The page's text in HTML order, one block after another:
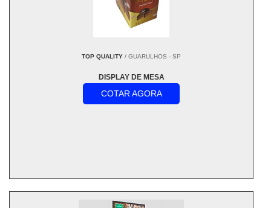
TOP QUALITY / GUARULHOS - SP
DISPLAY DE MESA
COTAR AGORA